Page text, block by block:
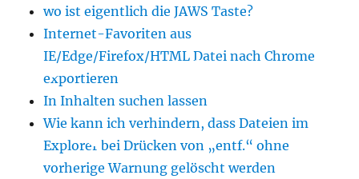
wo ist eigentlich die JAWS Taste?
Internet-Favoriten aus
IE/Edge/Firefox/HTML Datei nach Chrome
exportieren
In Inhalten suchen lassen
Wie kann ich verhindern, dass Dateien im
Explorer bei Drücken von „entf.“ ohne
vorherige Warnung gelöscht werden